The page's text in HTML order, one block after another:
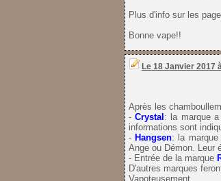
Plus d'info sur les
Bonne vape!!
Le 18 Janvier 2017
Après les
-Crystal : la marque
informations sont
- Hangsen: la marque
Ange ou Démon. Leur
- Entrée de la marque
D'autres marques
Vapoteusement,